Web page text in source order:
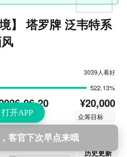
打开APP
】 塔罗牌 泛韦特系
3039人看好
522.13%
06-20
结束时间
¥20,000
众筹目标
2026-06-20 12:17
历史更新
客官下次早点来哦